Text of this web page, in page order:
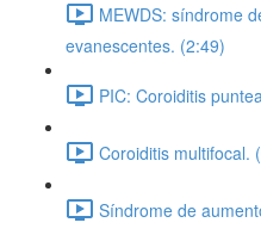
MEWDS: síndrome
evanescentes. (2:49)
PIC: Coroiditis
Coroiditis multifocal.
Síndrome de